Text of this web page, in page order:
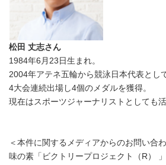
松田 丈志さん
1984年6月23日生まれ。
2004年アテネ五輪から競泳日本代表とし
4大会連続出場し4個のメダルを獲得。
現在はスポーツジャーナリストとしても活
＜本件に関するメディアからのお問い合
味の素「ビクトリープロジェクト（R）